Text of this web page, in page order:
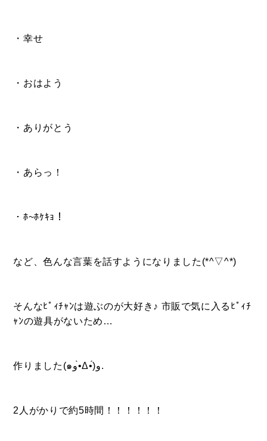
BUY
・幸せ
・おはよう
・ありがとう
・あらっ！
・ﾎ~ﾎｹｷｮ！
など、色んな言葉を話すようになりました(*^▽^*)
そんなﾋﾟｨﾁｬﾝは遊ぶのが大好き♪ 市販で気に入るﾋﾟｨﾁ
ｬﾝの遊具がないため…
作りました(๑و•̀Δ•́)و.
2人がかりで約5時間！！！！！！